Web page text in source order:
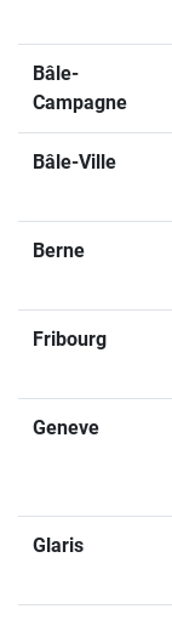
Bâle-
Campagne
Bâle-Ville
Berne
Fribourg
Geneve
Glaris